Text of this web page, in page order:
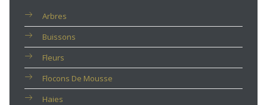
Arbres
Buissons
Fleurs
Flocons De Mousse
Haies